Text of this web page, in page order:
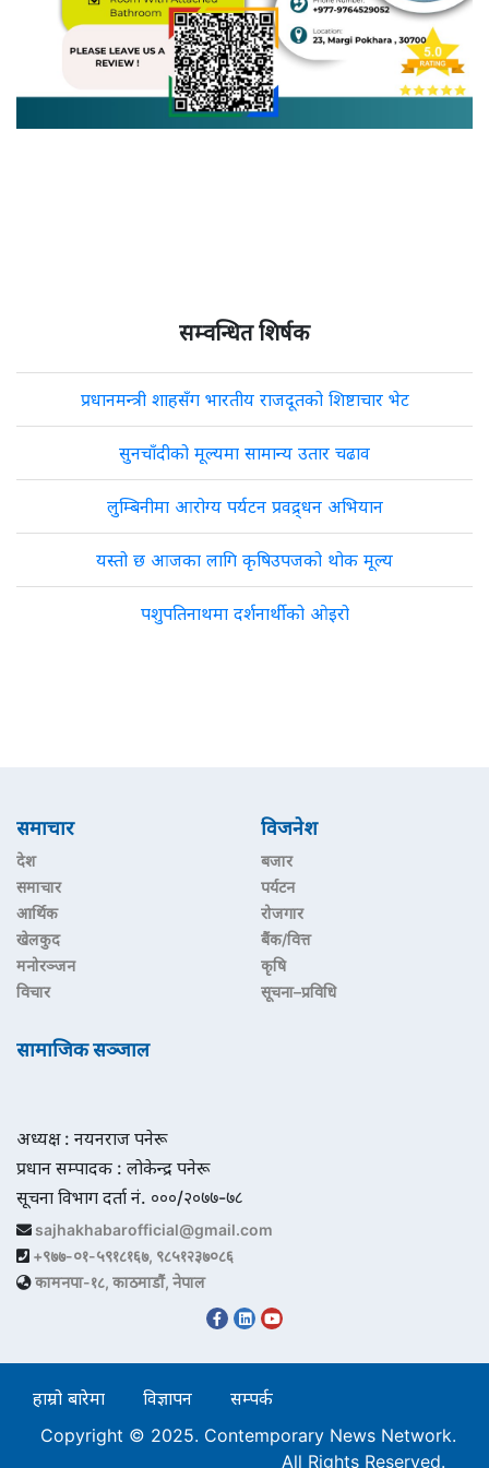
सम्वन्धित शिर्षक
प्रधानमन्त्री शाहसँग भारतीय राजदूतको शिष्टाचार भेट
सुनचाँदीको मूल्यमा सामान्य उतार चढाव
लुम्बिनीमा आरोग्य पर्यटन प्रवद्र्धन अभियान
यस्तो छ आजका लागि कृषिउपजको थोक मूल्य
पशुपतिनाथमा दर्शनार्थीको ओइरो
समाचार
देश
समाचार
आर्थिक
खेलकुद
मनोरञ्जन
विचार
विजनेश
बजार
पर्यटन
रोजगार
बैंक/वित्त
कृषि
सूचना–प्रविधि
सामाजिक सञ्जाल
अध्यक्ष : नयनराज पनेरू
प्रधान सम्पादक : लोकेन्द्र पनेरू
सूचना विभाग दर्ता नं. ०००/२०७७-७८
sajhakhabarofficial@gmail.com
+९७७-०१-५९१८१६७, ९८५१२३७०८६
कामनपा-१८, काठमाडौं, नेपाल
हाम्रो बारेमा विज्ञापन
सम्पर्क
Copyright © 2025. Contemporary News Network.
All Rights Reserved.